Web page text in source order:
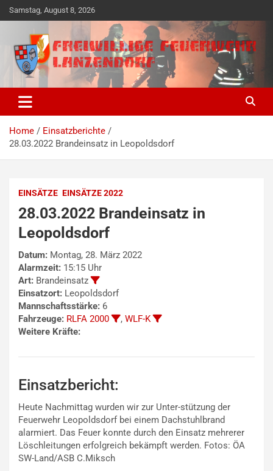
Skip
to
Samstag, August 8, 2026
Freiwillige Feuerwehr
Lanzendorf
Freiwillige Ehrensache seit 1890
Home
Einsatzberichte
28.03.2022 Brandeinsatz in Leopoldsdorf
EINSÄTZE EINSÄTZE 2022
28.03.2022 Brandeinsatz in
Leopoldsdorf
Datum: Montag, 28. März 2022
Alarmzeit: 15:15 Uhr
Art: Brandeinsatz
Einsatzort: Leopoldsdorf
Mannschaftsstärke: 6
Fahrzeuge: RLFA 2000 , WLF-K
Weitere Kräfte:
Einsatzbericht:
Heute Nachmittag wurden wir zur Unter-stützung der
Feuerwehr Leopoldsdorf bei einem Dachstuhlbrand
alarmiert. Das Feuer konnte durch den Einsatz mehrerer
Löschleitungen erfolgreich bekämpft werden. Fotos: ÖA
SW-Land/ASB C.Miksch